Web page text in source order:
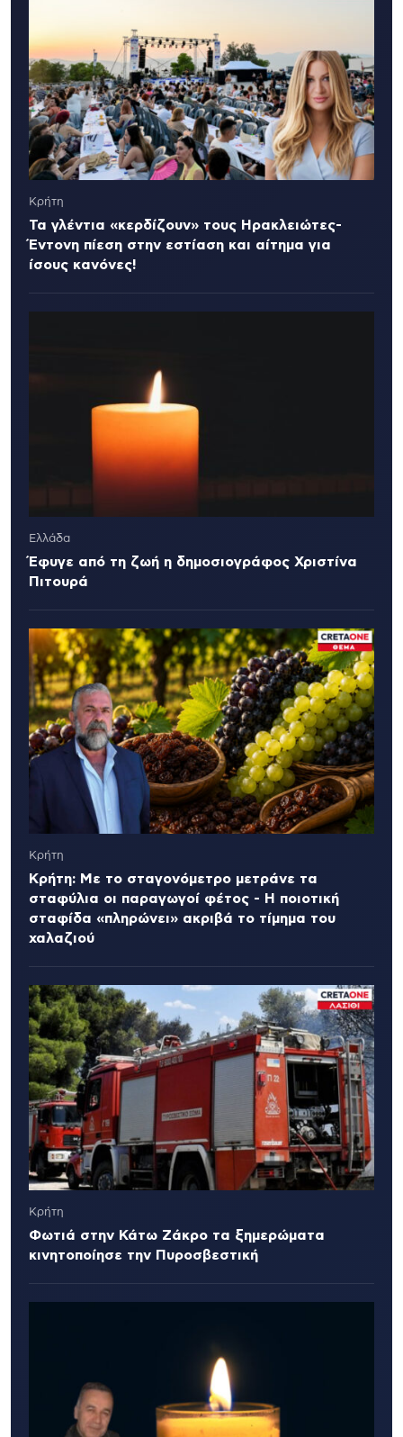
Κρήτη
Τα γλέντια «κερδίζουν» τους Ηρακλειώτες-
Έντονη πίεση στην εστίαση και αίτημα για
ίσους κανόνες!
Ελλάδα
Έφυγε από τη ζωή η δημοσιογράφος Χριστίνα
Πιτουρά
Κρήτη
Κρήτη: Με το σταγονόμετρο μετράνε τα
σταφύλια οι παραγωγοί φέτος - Η ποιοτική
σταφίδα «πληρώνει» ακριβά το τίμημα του
χαλαζιού
Κρήτη
Φωτιά στην Κάτω Ζάκρο τα ξημερώματα
κινητοποίησε την Πυροσβεστική